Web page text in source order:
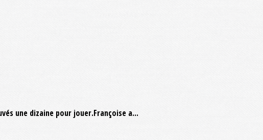
une dizaine pour jouer.Françoise a...